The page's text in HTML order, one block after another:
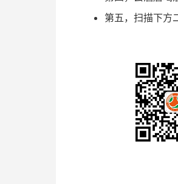
第五，扫描下方